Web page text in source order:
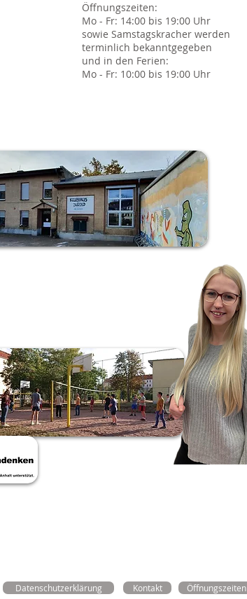
Öffnungszeiten:
Mo - Fr: 14:00 bis 19:00 Uhr
sowie Samstagskracher werden
terminlich bekanntgegeben
und in den Ferien:
Mo - Fr: 10:00 bis 19:00 Uhr
Datenschutzerklärung Kontakt Öffnungszeiten